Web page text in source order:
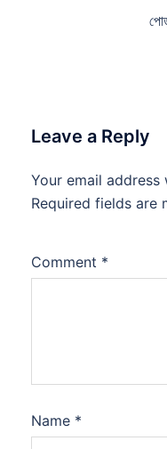
Leave a Reply
Your email
Required fields are
Comment *
Name *